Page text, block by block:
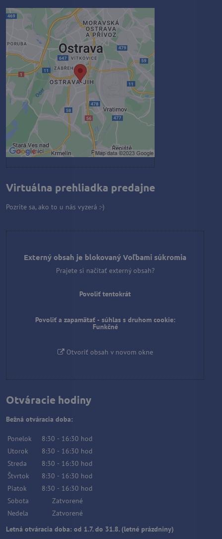
Externý obsah je blokovaný
Voľbami súkromia
Prajete si načítať externý obsah?
Povoliť tentokrát
Povoliť a zapamätať - súhlas s
druhom cookie: Funkčné
Otvoriť obsah v novom okne
Virtuálna prehliadka predajne
Pozrite sa, ako to u nás vyzerá :-)
Externý obsah je blokovaný Voľbami súkromia
Prajete si načítať externý obsah?
Povoliť tentokrát
Povoliť a zapamätať - súhlas s druhom cookie:
Funkčné
Otvoriť obsah v novom okne
Otváracie hodiny
Bežná otváracia doba:
Ponelok 8:30 - 16:30 hod
Utorok
8:30 - 16:30 hod
Streda
8:30 - 16:30 hod
Štvrtok
8:30 - 16:30 hod
Piatok
8:30 - 16:30 hod
Sobota
Zatvorené
Nedela
Zatvorené
Letná otváracia doba: od 1.7. do 31.8. (letné prázdniny)